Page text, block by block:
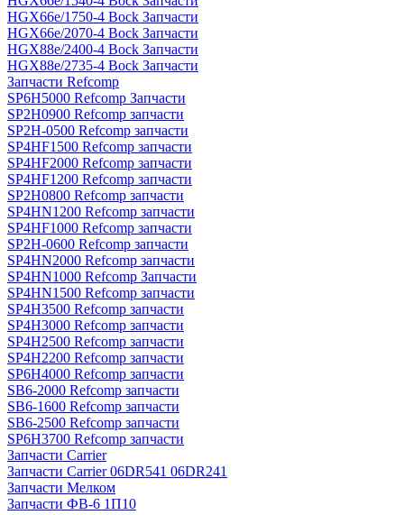
HGX66e/1750-4 Bock Запчасти
HGX66e/2070-4 Bock Запчасти
HGX88e/2400-4 Bock Запчасти
HGX88e/2735-4 Bock Запчасти
Запчасти Refcomp
SP6H5000 Refcomp Запчасти
SP2H0900 Refcomp запчасти
SP2H-0500 Refcomp запчасти
SP4HF1500 Refcomp запчасти
SP4HF2000 Refcomp запчасти
SP4HF1200 Refcomp запчасти
SP2H0800 Refcomp запчасти
SP4HN1200 Refcomp запчасти
SP4HF1000 Refcomp запчасти
SP2H-0600 Refcomp запчасти
SP4HN2000 Refcomp запчасти
SP4HN1000 Refcomp Запчасти
SP4HN1500 Refcomp запчасти
SP4H3500 Refcomp запчасти
SP4H3000 Refcomp запчасти
SP4H2500 Refcomp запчасти
SP4H2200 Refcomp запчасти
SP6H4000 Refcomp запчасти
SB6-2000 Refcomp запчасти
SB6-1600 Refcomp запчасти
SB6-2500 Refcomp запчасти
SP6H3700 Refcomp запчасти
Запчасти Carrier
Запчасти Carrier 06DR541 06DR241
Запчасти Мелком
Запчасти ФВ-6 1П10